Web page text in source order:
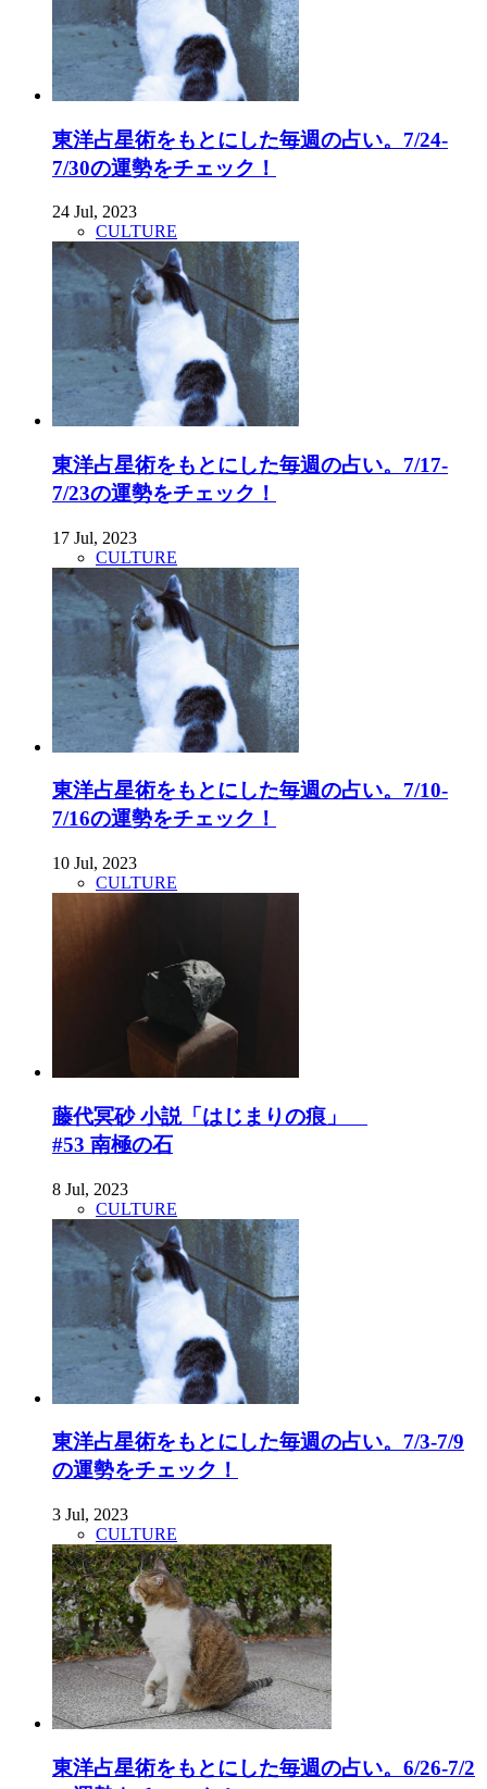
東洋占星術をもとにした毎週の占い。7/24-
7/30の運勢をチェック！
24 Jul, 2023
CULTURE
東洋占星術をもとにした毎週の占い。7/17-
7/23の運勢をチェック！
17 Jul, 2023
CULTURE
東洋占星術をもとにした毎週の占い。7/10-
7/16の運勢をチェック！
10 Jul, 2023
CULTURE
藤代冥砂 小説「はじまりの痕」
#53 南極の石
8 Jul, 2023
CULTURE
東洋占星術をもとにした毎週の占い。7/3-7/9
の運勢をチェック！
3 Jul, 2023
CULTURE
東洋占星術をもとにした毎週の占い。6/26-7/2